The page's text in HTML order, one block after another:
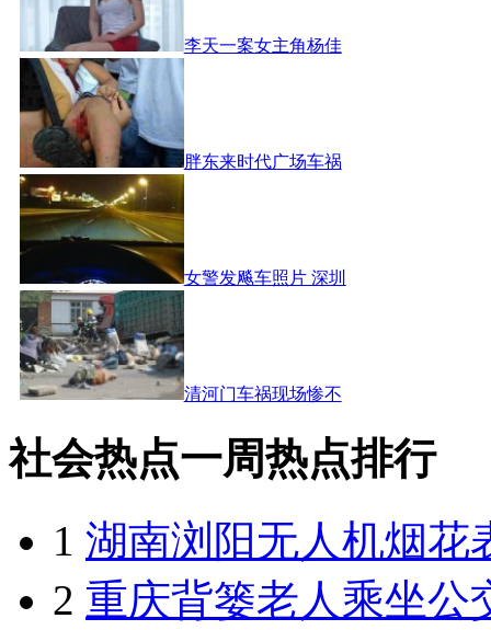
李天一案女主角杨佳
胖东来时代广场车祸
女警发飚车照片 深圳
清河门车祸现场惨不
社会热点一周热点排行
1 湖南浏阳无人机烟花
2 重庆背篓老人乘坐公